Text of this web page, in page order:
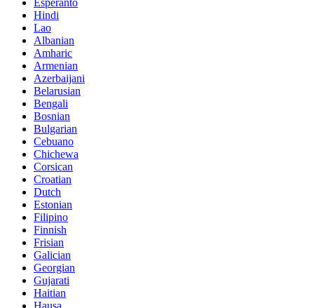
Hindi
Lao
Albanian
Amharic
Armenian
Azerbaijani
Belarusian
Bengali
Bosnian
Bulgarian
Cebuano
Chichewa
Corsican
Croatian
Dutch
Estonian
Filipino
Finnish
Frisian
Galician
Georgian
Gujarati
Haitian
Hausa